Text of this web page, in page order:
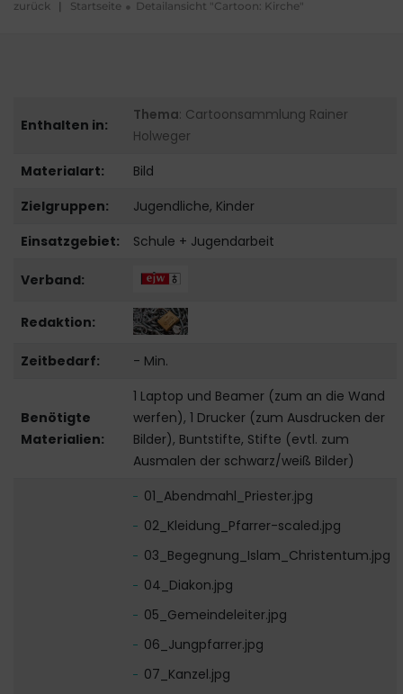
zurück | Startseite Detailansicht "Cartoon: Kirche"
Enthalten in:
Thema: Cartoonsammlung Rainer
Holweger
Materialart:
Bild
Zielgruppen:
Jugendliche, Kinder
Einsatzgebiet:
Schule + Jugendarbeit
Verband:
Redaktion:
Zeitbedarf: - Min.
Benötigte
Materialien:
1 Laptop und Beamer (zum an die Wand
werfen), 1 Drucker (zum Ausdrucken der
Bilder), Buntstifte, Stifte (evtl. zum
Ausmalen der schwarz/weiß Bilder)
01_Abendmahl_Priester.jpg
02_Kleidung_Pfarrer-scaled.jpg
03_Begegnung_Islam_Christentum.jpg
04_Diakon.jpg
05_Gemeindeleiter.jpg
06_Jungpfarrer.jpg
07_Kanzel.jpg